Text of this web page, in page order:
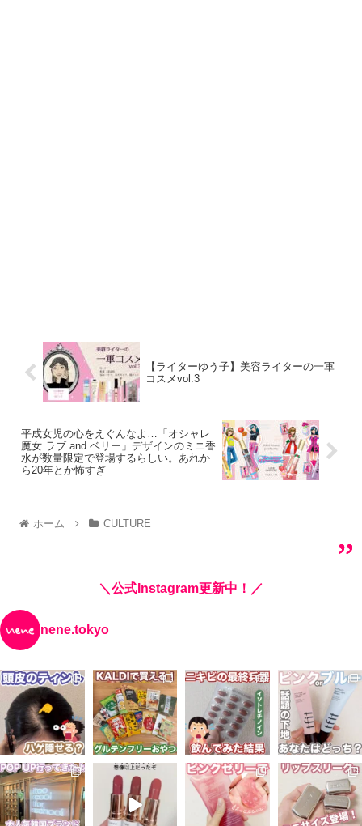
【ライターゆう子】美容ライターの一軍
コスメvol.3
平成女児の心をえぐんなよ…「オシャレ
魔女 ラブ and ベリー」デザインのミニ香
水が数量限定で登場するらしい。あれか
ら20年とか怖すぎ
ホーム CULTURE
＼公式Instagram更新中！／
nene.tokyo